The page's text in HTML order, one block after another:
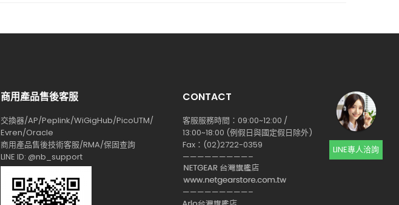
商用產品售後客服
交換器/AP/Peplink/WiGigHub/PicoUTM/
Evren/Oracle
商用產品售後技術客服/RMA/保固查詢
LINE ID: @nb_support
CONTACT
客服服務時間：09:00~12:00 /
13:00~18:00 (例假日與國定假日除外)
Fax：(02)2722-0359
—————————–
—————————–
LINE專人洽詢